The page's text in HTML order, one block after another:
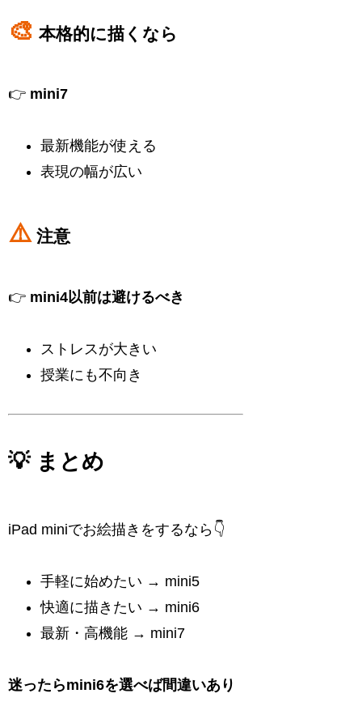
🎨 本格的に描くなら
👉 mini7
最新機能が使える
表現の幅が広い
⚠️ 注意
👉 mini4以前は避けるべき
ストレスが大きい
授業にも不向き
💡 まとめ
iPad miniでお絵描きをするなら👇
手軽に始めたい → mini5
快適に描きたい → mini6
最新・高機能 → mini7
迷ったらmini6を選べば間違いあり